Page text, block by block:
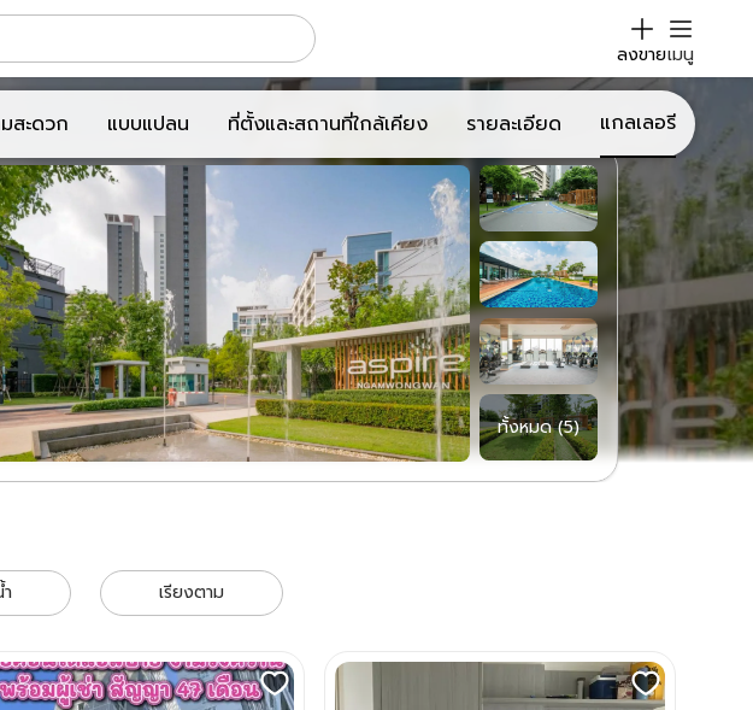
ลงขายเมนู
สะดวก แบบแปลน ที่ตั้งและสถานที่ใกล้เคียง รายละเอียด แกลเลอรี
ทั้งหมด (5)
งศ์วาน) เรียงตาม